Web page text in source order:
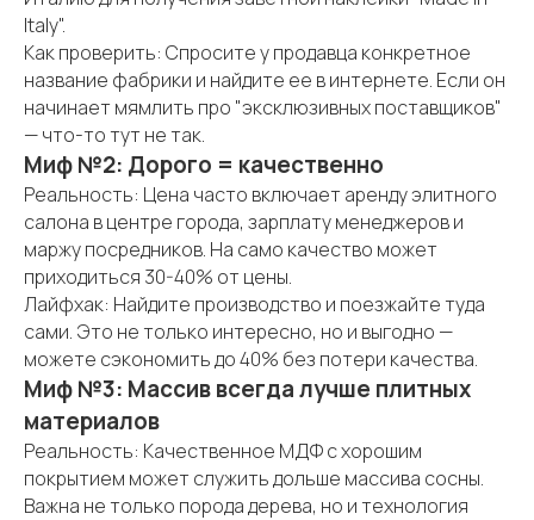
Italy".
Как проверить: Спросите у продавца конкретное
название фабрики и найдите ее в интернете. Если он
начинает мямлить про "эксклюзивных поставщиков"
— что-то тут не так.
Миф №2: Дорого = качественно
Реальность: Цена часто включает аренду элитного
салона в центре города, зарплату менеджеров и
маржу посредников. На само качество может
приходиться 30-40% от цены.
Лайфхак: Найдите производство и поезжайте туда
сами. Это не только интересно, но и выгодно —
можете сэкономить до 40% без потери качества.
Миф №3: Массив всегда лучше плитных
материалов
Реальность: Качественное МДФ с хорошим
покрытием может служить дольше массива сосны.
Важна не только порода дерева, но и технология